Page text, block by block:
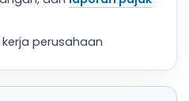
perusahaan